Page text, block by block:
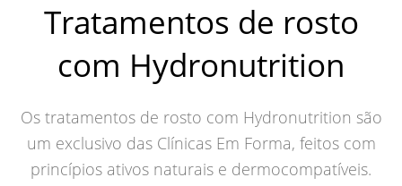
Tratamentos de rosto
com Hydronutrition
Os tratamentos de rosto com Hydronutrition são
um exclusivo das Clínicas Em Forma, feitos com
princípios ativos naturais e dermocompatíveis.